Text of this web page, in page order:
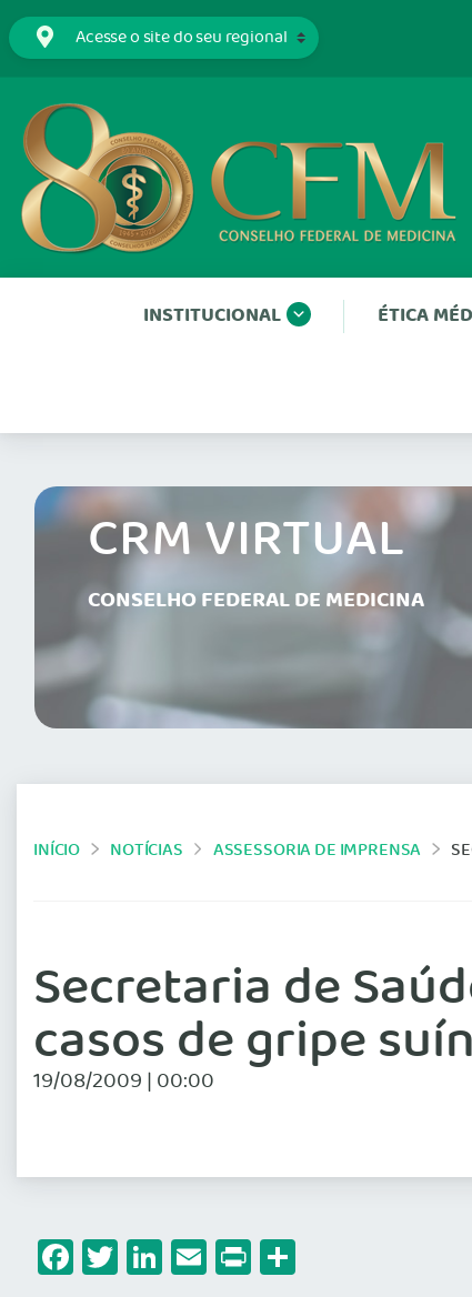
INSTITUCIONAL ÉTICA
CRM VIRTUAL
CONSELHO FEDERAL DE MEDICINA
INÍCIO NOTÍCIAS ASSESSORIA DE IMPRENSA
Secretaria de
casos de gripe
19/08/2009 | 00:00
Facebook
Twitter
LinkedIn
Email
Print